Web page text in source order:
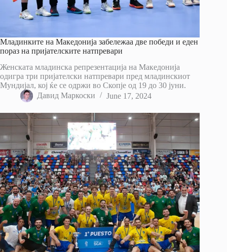
Младинките на Македонија забележаа две победи и еден
пораз на пријателските натпревари
Женската младинска репрезентација на Македонија
одигра три пријателски натпревари пред младинскиот
Мундијал, кој ќе се одржи во Скопје од 19 до 30 јуни.
Давид Маркоски
June 17, 2024